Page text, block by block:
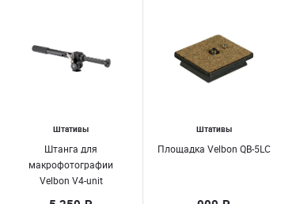
Штативы
Штанга для
макрофотографии
Velbon V4-unit
Штативы
Площадка Velbon QB-5LC